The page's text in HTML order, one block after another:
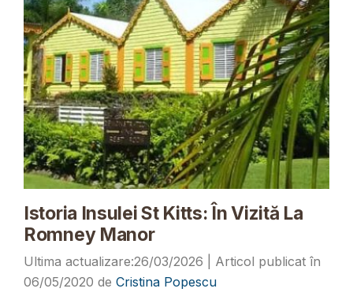
Istoria Insulei St Kitts: În Vizită La
Romney Manor
26/03/2026
06/05/2020 de Cristina Popescu